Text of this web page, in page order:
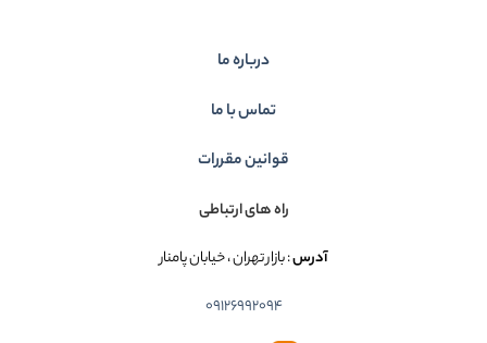
درباره ما
تماس با ما
قوانین مقررات
راه های ارتباطی
آدرس: بازار تهران ، خیابان پامنار
09126992094